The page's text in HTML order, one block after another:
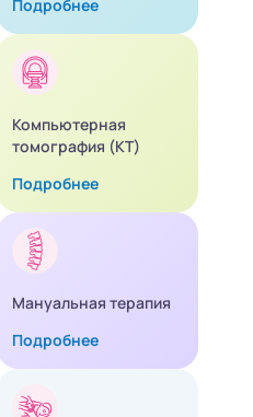
Подробнее
Компьютерная
томография (КТ)
Подробнее
Мануальная терапия
Подробнее